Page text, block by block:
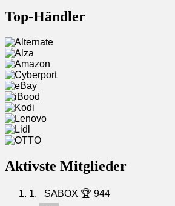
Top-Händler
Aktivste Mitglieder
1. SABOX 🏆 944